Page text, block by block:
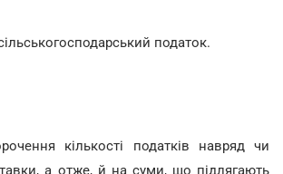
податок.
кількості податків навряд чи
а отже, й на суми, що підлягають